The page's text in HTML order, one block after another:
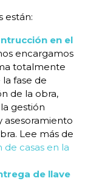
están:
en el
encargamos
totalmente
fase de
de la obra,
gestión
asesoramiento
Lee más de
casas en la
de llave